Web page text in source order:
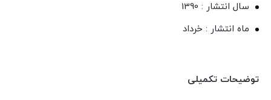
سال انتشار : 1390
ماه انتشار : خرداد
توضیحات تکمیلی